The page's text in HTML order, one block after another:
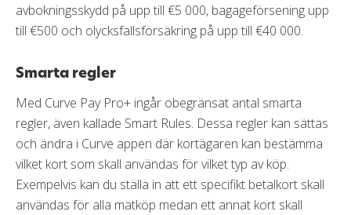
avbokningsskydd på upp till €5 000, bagageförsening upp
till €500 och olycksfallsförsäkring på upp till €40 000.
Smarta regler
Med Curve Pay Pro+ ingår obegränsat antal smarta
regler, även kallade Smart Rules. Dessa regler kan sättas
och ändra i Curve appen där kortägaren kan bestämma
vilket kort som skall användas för vilket typ av köp.
Exempelvis kan du ställa in att ett specifikt betalkort skall
användas för alla matköp medan ett annat kort skall